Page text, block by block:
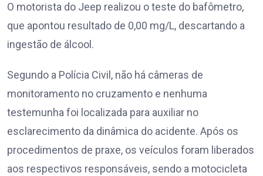
O motorista do Jeep realizou o teste do bafômetro,
que apontou resultado de 0,00 mg/L, descartando a
ingestão de álcool.
Segundo a Polícia Civil, não há câmeras de
monitoramento no cruzamento e nenhuma
testemunha foi localizada para auxiliar no
esclarecimento da dinâmica do acidente. Após os
procedimentos de praxe, os veículos foram liberados
aos respectivos responsáveis, sendo a motocicleta